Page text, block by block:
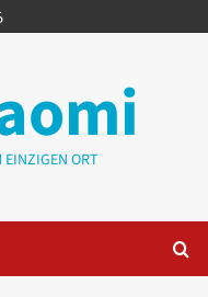
EINZIGEN ORT